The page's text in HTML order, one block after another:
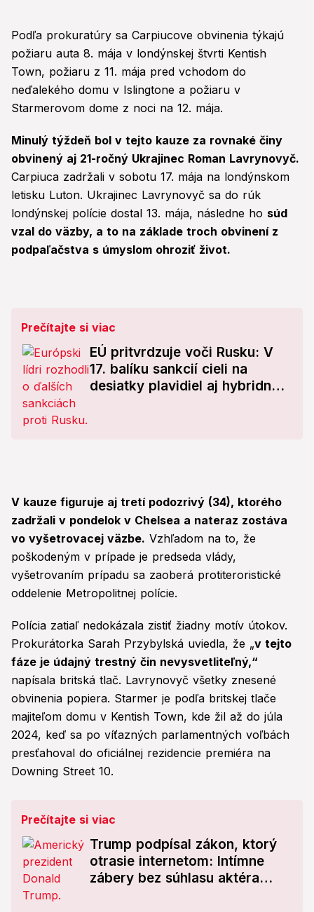
Podľa prokuratúry sa Carpiucove obvinenia týkajú
požiaru auta 8. mája v londýnskej štvrti Kentish
Town, požiaru z 11. mája pred vchodom do
neďalekého domu v Islingtone a požiaru v
Starmerovom dome z noci na 12. mája.
Minulý týždeň bol v tejto kauze za rovnaké činy
obvinený aj 21-ročný Ukrajinec Roman Lavrynovyč.
Carpiuca zadržali v sobotu 17. mája na londýnskom
letisku Luton. Ukrajinec Lavrynovyč sa do rúk
londýnskej polície dostal 13. mája, následne ho súd
vzal do väzby, a to na základe troch obvinení z
podpaľačstva s úmyslom ohroziť život.
Prečítajte si viac
EÚ pritvrdzuje voči Rusku: V
17. balíku sankcií cieli na
desiatky plavidiel aj hybridné
V kauze figuruje aj tretí podozrivý (34), ktorého
zadržali v pondelok v Chelsea a nateraz zostáva
vo vyšetrovacej väzbe. Vzhľadom na to, že
poškodeným v prípade je predseda vlády,
vyšetrovaním prípadu sa zaoberá protiteroristické
oddelenie Metropolitnej polície.
Polícia zatiaľ nedokázala zistiť žiadny motív útokov.
Prokurátorka Sarah Przybylská uviedla, že „v tejto
fáze je údajný trestný čin nevysvetliteľný,“
napísala britská tlač. Lavrynovyč všetky znesené
obvinenia popiera. Starmer je podľa britskej tlače
majiteľom domu v Kentish Town, kde žil až do júla
2024, keď sa po víťazných parlamentných voľbách
presťahoval do oficiálnej rezidencie premiéra na
Downing Street 10.
Prečítajte si viac
Trump podpísal zákon, ktorý
otrasie internetom: Intímne
zábery bez súhlasu aktéra